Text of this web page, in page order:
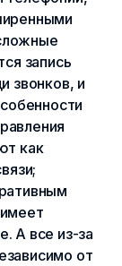
запись
звонков, и
как
А все из-за
от